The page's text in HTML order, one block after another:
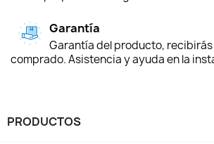
Garantía
Garantía del producto, recibirás
comprado. Asistencia y ayuda en la
PRODUCTOS